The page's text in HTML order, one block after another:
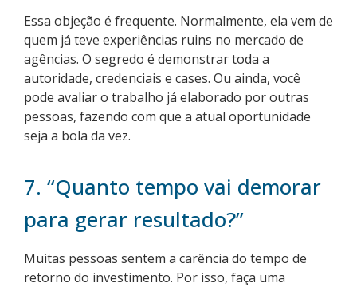
Essa objeção é frequente. Normalmente, ela vem de
quem já teve experiências ruins no mercado de
agências. O segredo é demonstrar toda a
autoridade, credenciais e cases. Ou ainda, você
pode avaliar o trabalho já elaborado por outras
pessoas, fazendo com que a atual oportunidade
seja a bola da vez.
7. “Quanto tempo vai demorar
para gerar resultado?”
Muitas pessoas sentem a carência do tempo de
retorno do investimento. Por isso, faça uma